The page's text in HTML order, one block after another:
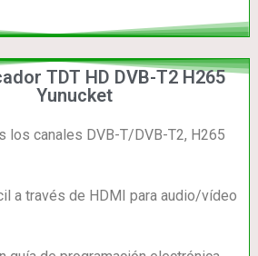
TDT HD DVB-T2 H265
Yunucket
los canales DVB-T/DVB-T2, H265
a través de HDMI para audio/vídeo